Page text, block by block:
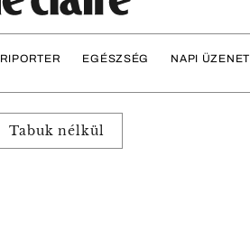
RIPORTER EGÉSZSÉG NAPI ÜZENET
Tabuk nélkül